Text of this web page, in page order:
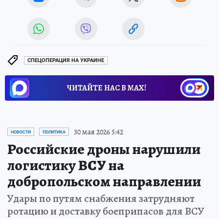
СПЕЦОПЕРАЦИЯ НА УКРАИНЕ
ЧИТАЙТЕ НАС В МАХ!
НОВОСТИ ПОЛИТИКА 30 мая 2026 5:42
Российские дроны нарушили
логистику ВСУ на
добропольском направлении
Удары по путям снабжения затрудняют
ротацию и доставку боеприпасов для ВСУ